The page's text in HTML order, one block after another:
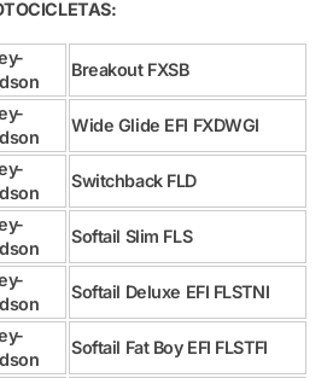
Breakout FXSB
Wide Glide EFI FXDWGI
Switchback FLD
Softail Slim FLS
Softail Deluxe EFI FLSTNI
Softail Fat Boy EFI FLSTFI